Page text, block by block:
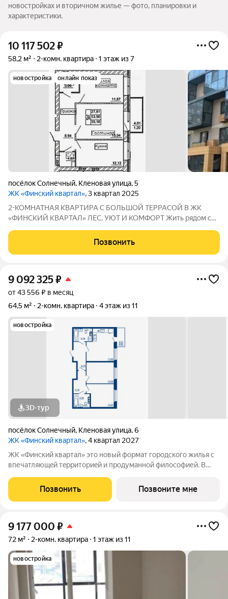
новостройках и вторичном жилье — фото, планировки и
характеристики.
10 117 502₽
58,2 м² 2-комн. квартира 1 этаж из 7
новостройка онлайн показ
посёлок Солнечный, Кленовая улица,5
ЖК «Финский квартал», 3 квартал 2025
2-КОМНАТНАЯ КВАРТИРА С БОЛЬШОЙ ТЕРРАСОЙ В ЖК
«ФИНСКИЙ КВАРТАЛ» ЛЕС, УЮТ И КОМФОРТ Жить рядом с
отказываясь от городского комфорта это возможно.
Продается светлая 2-комнатная квартира площадью 58,2
Позвонить
9 092 325₽
от 43 556 ₽ в месяц
64,5 м²
2-комн. квартира 4 этаж из 11
новостройка
3D-тур
посёлок Солнечный, Кленовая улица,6
ЖК «Финский квартал», 4 квартал 2027
ЖК «Финский квaртал» это новый фоpмат городcкогo жилья с
впечатляющeй тeрpитoриeй и пpoдумaннoй философией. В
фopм, приpoдныe цвeтa, сочeтание кирпичной клaдки, cтеклa,
штукaтурки и текcтуры
Позвонить Позвоните мне
9 177 000 ₽
72 м² 2-комн. квартира 1 этаж из 11
новостройка